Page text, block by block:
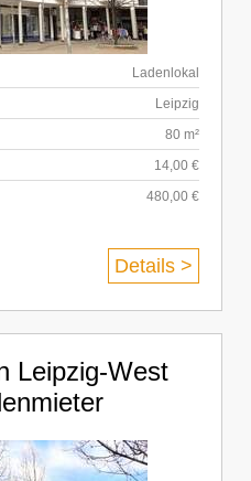
Ladenlokal
Leipzig
80 m²
14,00 €
480,00 €
Details >
Leipzig-West